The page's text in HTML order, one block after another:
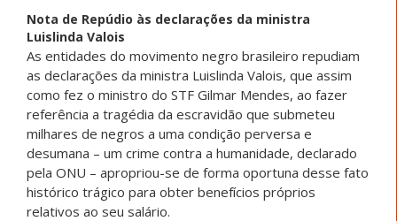
Nota de Repúdio às declarações da ministra
Luislinda Valois
As entidades do movimento negro brasileiro repudiam
as declarações da ministra Luislinda Valois, que assim
como fez o ministro do STF Gilmar Mendes, ao fazer
referência a tragédia da escravidão que submeteu
milhares de negros a uma condição perversa e
desumana – um crime contra a humanidade, declarado
pela ONU – apropriou-se de forma oportuna desse fato
histórico trágico para obter benefícios próprios
relativos ao seu salário.